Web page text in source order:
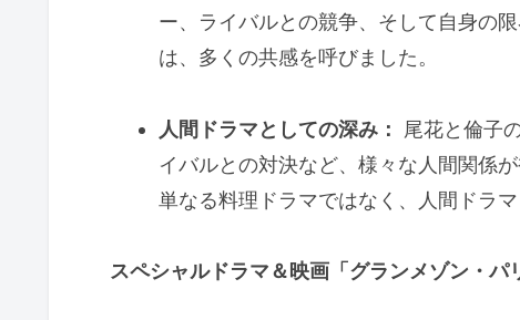
ー、ライバルとの競争、そして自身の
は、多くの共感を呼びました。
人間ドラマとしての深み：
尾花と倫子
イバルとの対決など、様々な人間関係
単なる料理ドラマではなく、人間ドラ
スペシャルドラマ＆映画「グランメゾン・